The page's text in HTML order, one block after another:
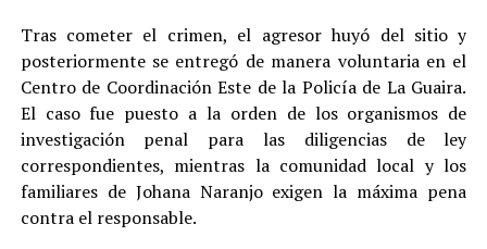
Tras cometer el crimen, el agresor huyó del sitio y
posteriormente se entregó de manera voluntaria en el
Centro de Coordinación Este de la Policía de La Guaira.
El caso fue puesto a la orden de los organismos de
investigación penal para las diligencias de ley
correspondientes, mientras la comunidad local y los
familiares de Johana Naranjo exigen la máxima pena
contra el responsable.